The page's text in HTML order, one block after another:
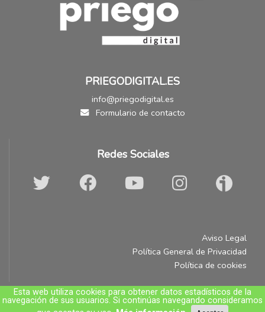
PRIEGODIGITAL.ES
info@priegodigital.es
Formulario de contacto
Redes Sociales
Aviso Legal
Política General de Privacidad
Política de cookies
© A.R. Comunicación e Imagen C.B.
Esta web utiliza cookies para obtener datos estadísticos de la
navegación de sus usuarios. Si continúas navegando consideramos